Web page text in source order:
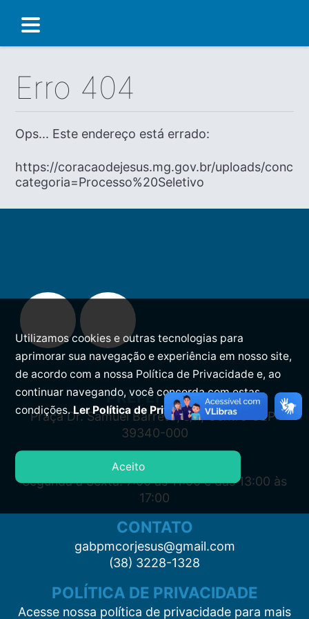
Erro 404
Ops... Este endereço está errado:
https://coracaodejesus.mg.gov.br/uploads/
categoria=Processo%20Seletivo
PREFEITURA
Praça Dr. Samuel Barreto, s/n, Centro CEP:
39340-000
ATENDIMENTO
Segunda à Sexta: 7:00 às 11:00 e das 13:00 às
17:00
CONTATO
gabpmcorjesus@gmail.com
(38) 3228-1328
POLÍTICA DE PRIVACIDADE
Acesse nossa política de privacidade para mais
Utilizamos cookies e outras tecnologias para
aprimorar sua navegação e experiência em nosso site,
de acordo com a nossa Política de Privacidade e, ao
continuar navegando, você concorda com estas
condições.Ler Política de Privacidade.
Aceito